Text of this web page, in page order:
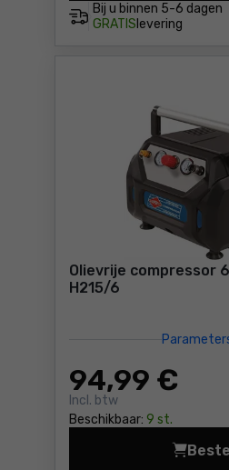
Bij u binnen 5-6 dagen
GRATIS levering
Olievrije compressor
H215/6
94,99 €
Incl. btw
Beschikbaar: 9 st.